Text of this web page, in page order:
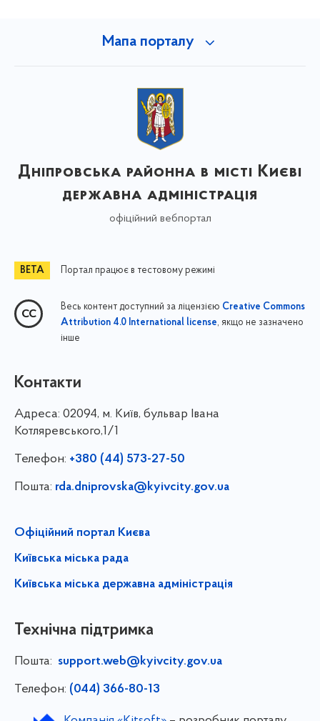
Мапа порталу
Дніпровська районна в місті Києві
державна адміністрація
офіційний вебпортал
Портал працює в тестовому режимі
Весь контент доступний за ліцензією Creative Commons
Attribution 4.0 International license, якщо не зазначено
інше
Контакти
Адреса: 02094, м. Київ, бульвар Івана
Котляревського,1/1
Телефон: +380 (44) 573-27-50
Пошта: rda.dniprovska@kyivcity.gov.ua
Офіційний портал Києва
Київська міська рада
Київська міська державна адміністрація
Технічна підтримка
Пошта: support.web@kyivcity.gov.ua
Телефон: (044) 366-80-13